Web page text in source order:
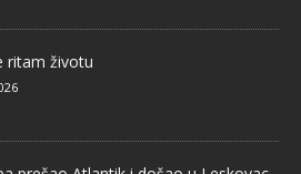
ritam životu